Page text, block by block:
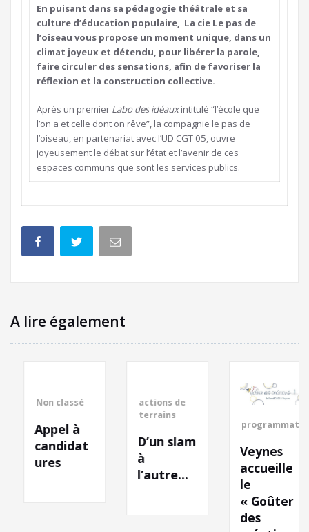
En puisant dans sa pédagogie théâtrale et sa
culture d’éducation populaire, La cie Le pas de
l’oiseau vous propose un moment unique, dans un
climat joyeux et détendu, pour libérer la parole,
faire circuler des sensations, afin de favoriser la
réflexion et la construction collective.
Après un premier Labo des idéauxintitulé “l’école que
l’on a et celle dont on rêve”, la compagnie le pas de
l’oiseau, en partenariat avec l’UD CGT 05, ouvre
joyeusement le débat sur l’état et l’avenir de ces
espaces communs que sont les services publics.
A lire également
Non classé
Appel à
candidat
ures
actions de
terrains
D’un slam
l’autre…
programmation
Veynes
accueille
« Goûter
des